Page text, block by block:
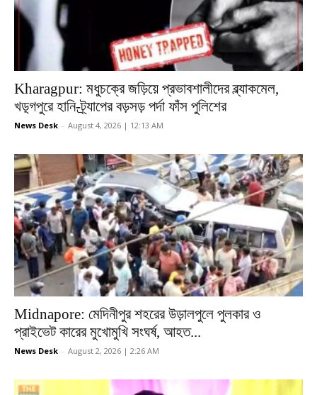
Kharagpur: মধুচক্রে জড়িয়ে প্রভাবশালীদের ব্ল্যাকমেল,
খড়্গপুরে হানি-ট্র্যাপের বড়সড় পর্দা ফাঁস পুলিশের
News Desk - August 4, 2026 | 12:13 AM
Midnapore: মেদিনীপুর শহরের উড়ালপুলে পুলকার ও
প্রাইভেট কারের মুখোমুখি সংঘর্ষ, আহত...
News Desk - August 2, 2026 | 2:26 AM